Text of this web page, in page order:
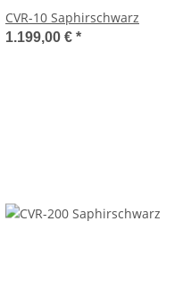
CVR-10 Saphirschwarz
1.199,00 € *